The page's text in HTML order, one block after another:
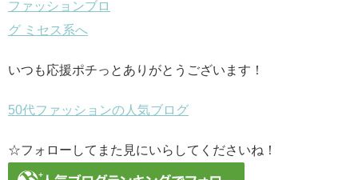
いつも応援ポチっとありがとうございます！
50代ファッションの人気ブログ
☆フォローしてまた見にいらしてくださいね！